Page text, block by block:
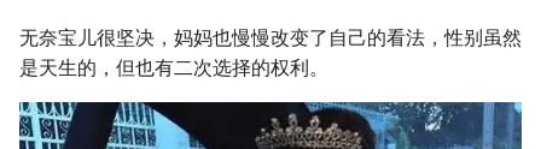
无奈宝儿很坚决，妈妈也慢慢改变了自己的看法，性别虽然
是天生的，但也有二次选择的权利。